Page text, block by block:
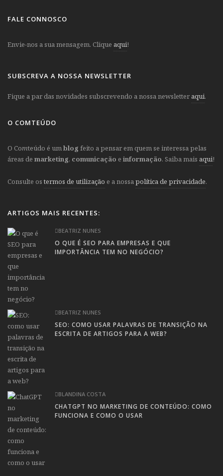
FALE CONNOSCO
Envie-nos a sua mensagem. Clique aqui!
SUBSCREVA A NOSSA NEWSLETTER
Fique a par das novidades subscrevendo a nossa newsletter aqui.
O COMTEÚDO
O Comteúdo é umblog feito a pensar em quem se interessa pelas
áreas de marketing, comunicação e informação. Saiba mais aqui!
Consulte ostermos de utilização e a nossapolítica de privacidade.
ARTIGOS MAIS RECENTES:
BEATRIZ NUNES
O QUE É SEO PARA EMPRESAS E QUE
IMPORTÂNCIA TEM NO NEGÓCIO?
BEATRIZ NUNES
SEO: COMO USAR PALAVRAS DE TRANSIÇÃO NA
ESCRITA DE ARTIGOS PARA A WEB?
BLANDINA COSTA
CHATGPT NO MARKETING DE CONTEÚDO: COMO
FUNCIONA E COMO O USAR